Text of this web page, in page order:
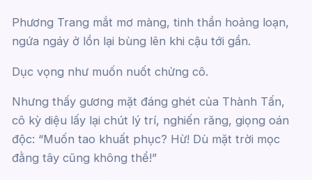
Phương Trang mắt mơ màng, tinh thần hoảng loạn,
ngứa ngáy ở lồn lại bùng lên khi cậu tới gần.
Dục vọng như muốn nuốt chửng cô.
Nhưng thấy gương mặt đáng ghét của Thành Tấn,
cô kỳ diệu lấy lại chút lý trí, nghiến răng, giọng oán
độc: “Muốn tao khuất phục? Hừ! Dù mặt trời mọc
đằng tây cũng không thể!”